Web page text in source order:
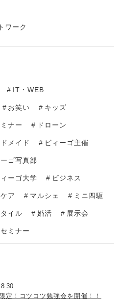
ワーク
IT・WEB
お笑い キッズ
ナー ドローン
メイド ビィーゴ主催
ゴ写真部
ーゴ大学 ビジネス
ア マルシェ ミニ四駆
イル 婚活 展示会
ミナー
定！コツコツ勉強会を開催！！